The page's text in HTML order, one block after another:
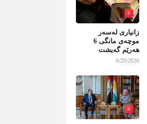
6
زانیاری لەسەر
موچەی مانگی 6
هەرێم گەیشت
6/20/2026
8